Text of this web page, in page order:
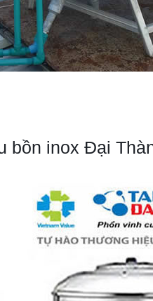
bồn inox Đại